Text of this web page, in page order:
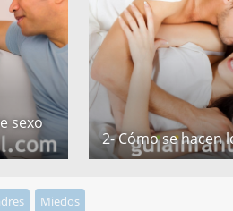
sexo
2- Cómo se hacen
Miedos